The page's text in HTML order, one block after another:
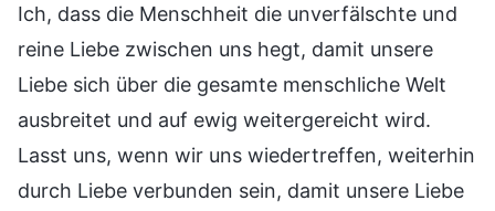
Ich, dass die Menschheit die unverfälschte und
reine Liebe zwischen uns hegt, damit unsere
Liebe sich über die gesamte menschliche Welt
ausbreitet und auf ewig weitergereicht wird.
Lasst uns, wenn wir uns wiedertreffen, weiterhin
durch Liebe verbunden sein, damit unsere Liebe